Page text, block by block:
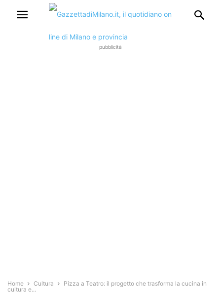
pubblicità
Home Cultura
Pizza a Teatro: il progetto che trasforma la cucina in
cultura e...